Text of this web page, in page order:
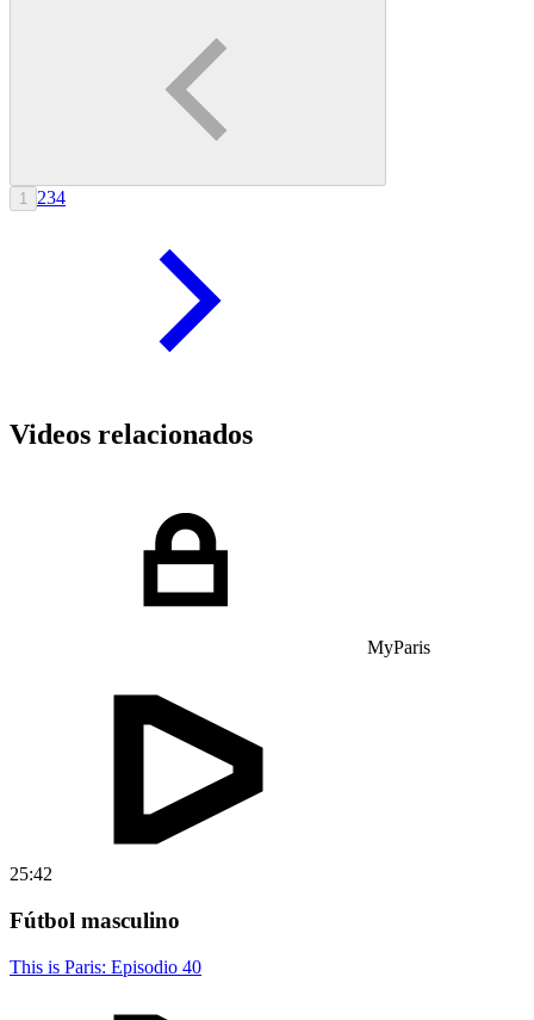
1 234
Videos relacionados
MyParis
25:42
Fútbol masculino
This is Paris: Episodio 40